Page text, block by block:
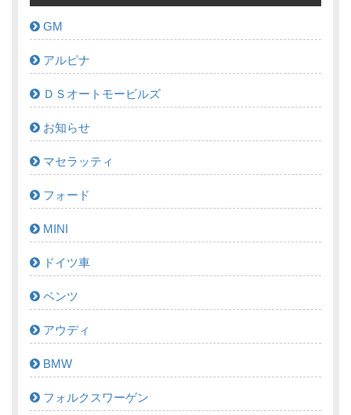
GM
アルピナ
ＤＳオートモービルズ
お知らせ
マセラッティ
フォード
MINI
ドイツ車
ベンツ
アウディ
BMW
フォルクスワーゲン